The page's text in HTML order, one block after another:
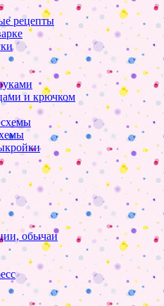
рецепты
и крючком
обычаи